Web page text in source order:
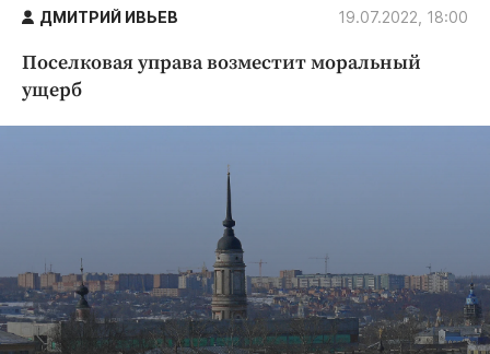
Авто и транспорт
Криминал
Праздники
Происшествия
Спорт
ДМИТРИЙ ИВЬЕВ 19.07.2022, 18:00
Поселковая управа возместит моральный
ущерб